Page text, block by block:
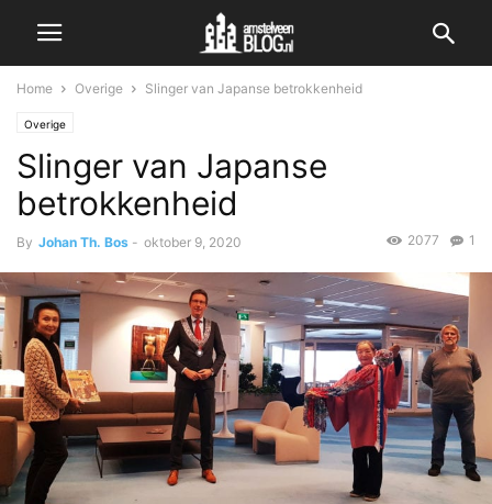
Home Overige Slinger van Japanse betrokkenheid
Overige
Slinger van Japanse
betrokkenheid
By Johan Th. Bos - oktober 9, 2020 1
2077